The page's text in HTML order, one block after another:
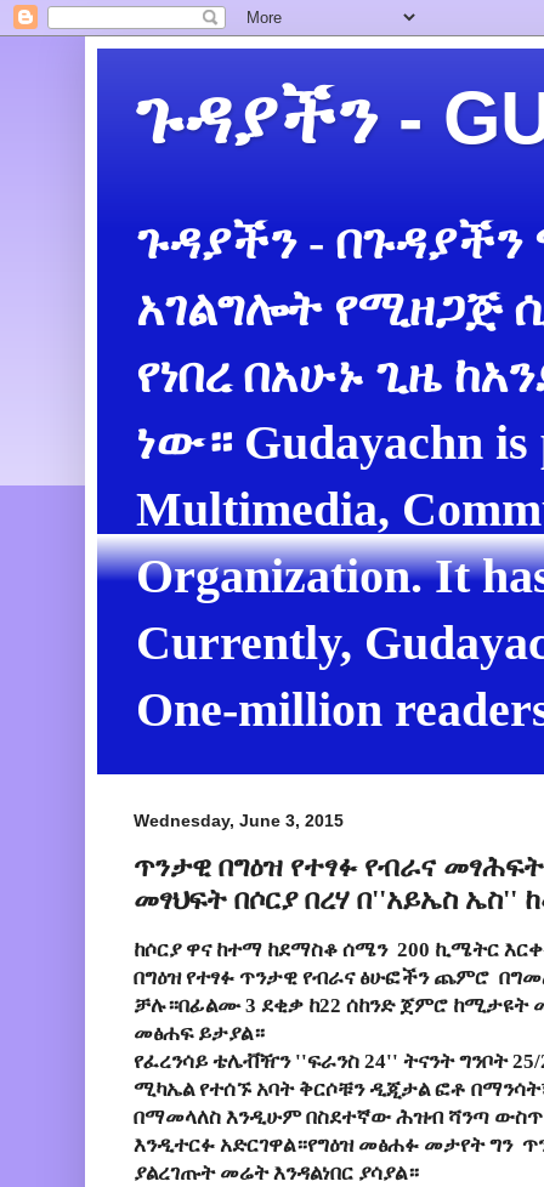
ጉዳያችን -
ጉዳያችን -
አገልግሎት የሚዘጋጅ
የነበረ በአሁኑ ጊዜ
ነው። Gudayachn is
Multimedia,
Organization. It
Currently,
One-million
Wednesday, June 3, 2015
ጥንታዊ በግዕዝ የተፃፉ የብራና
መፃህፍት በሶርያ በረሃ በ''አይኤስ ኤስ''
ከሶርያ ዋና ከተማ ከደማስቆ ሰሜን 200 ኪሜትር
በግዕዝ የተፃፉ ጥንታዊ የብራና ፅሁፎችን ጨምሮ
ቻሉ።በፊልሙ 3 ደቂቃ ከ22 ሰከንድ ጀምሮ ከሚታዩት
መፅሐፍ ይታያል።
የፈረንሳይ ቴሌቭዥን ''ፍራንስ 24'' ትናንት ግንቦት
ሚካኤል የተሰኙ አባት ቅርሶቹን ዲጂታል ፎቶ
በማመላለስ እንዲሁም በስደተኛው ሕዝብ ሻንጣ
እንዲተርፉ አድርገዋል።የግዕዝ መፅሐፉ መታየት ግን
ያልረገጡት መሬት እንዳልነበር ያሳያል።